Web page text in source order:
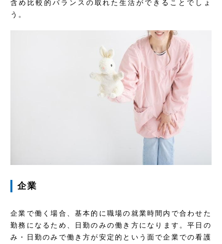
含め比較的バランスの取れた生活ができることでしょ
う。
企業
企業で働く場合、基本的に職場の就業時間内で合わせた
勤務になるため、日勤のみの働き方になります。平日の
み・日勤のみで働き方が安定的という面で企業での看護